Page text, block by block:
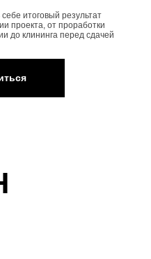
итоговый результат
проекта, от проработки
до клининга перед сдачей